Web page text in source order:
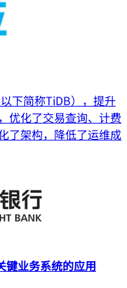
下简称TiDB），提升
优化了交易查询、计费
了架构，降低了运维成
键业务系统的应用